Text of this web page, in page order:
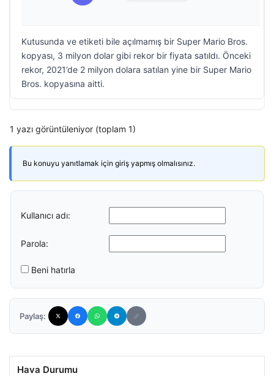
Kutusunda ve etiketi bile açılmamış bir Super Mario Bros.
kopyası, 3 milyon dolar gibi rekor bir fiyata satıldı. Önceki
rekor, 2021’de 2 milyon dolara satılan yine bir Super Mario
Bros. kopyasına aitti.
1 yazı görüntüleniyor (toplam 1)
Bu konuyu yanıtlamak için giriş yapmış olmalısınız.
Kullanıcı adı:
Parola:
Beni hatırla
Paylaş:
Hava Durumu